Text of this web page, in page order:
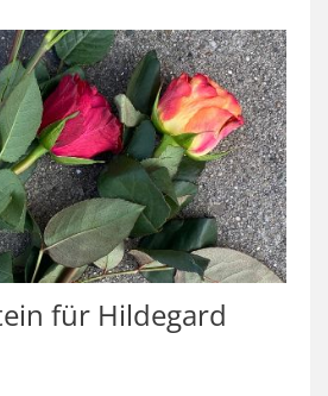
für Hildegard